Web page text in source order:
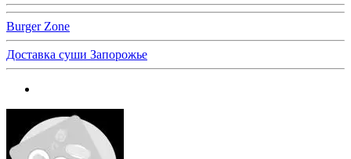
Burger Zone
Доставка суши Запорожье